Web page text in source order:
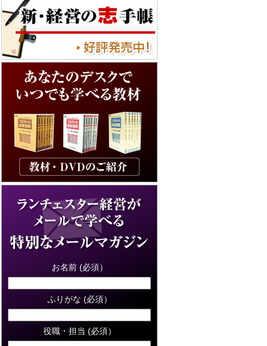
お名前 (必須）
ふりがな (必須）
役職・担当 (必須）